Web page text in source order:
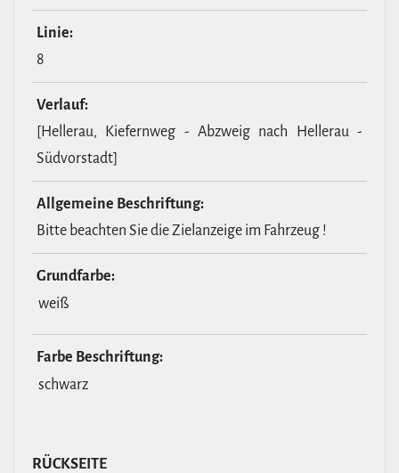
Linie:
8
Verlauf:
[Hellerau, Kiefernweg - Abzweig nach Hellerau -
Südvorstadt]
All­ge­meine Beschrif­tung:
Bitte beachten Sie die Zielanzeige im Fahrzeug !
Grund­farbe:
weiß
Farbe Beschrif­tung:
schwarz
RÜCKSEITE